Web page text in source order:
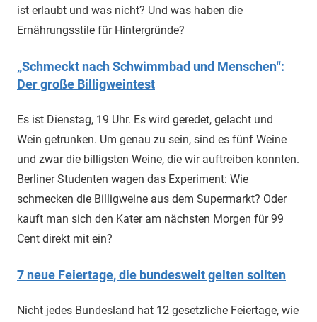
ist erlaubt und was nicht? Und was haben die
Ernährungsstile für Hintergründe?
„Schmeckt nach Schwimmbad und Menschen“:
Der große Billigweintest
Es ist Dienstag, 19 Uhr. Es wird geredet, gelacht und
Wein getrunken. Um genau zu sein, sind es fünf Weine
und zwar die billigsten Weine, die wir auftreiben konnten.
Berliner Studenten wagen das Experiment: Wie
schmecken die Billigweine aus dem Supermarkt? Oder
kauft man sich den Kater am nächsten Morgen für 99
Cent direkt mit ein?
7 neue Feiertage, die bundesweit gelten sollten
Nicht jedes Bundesland hat 12 gesetzliche Feiertage, wie